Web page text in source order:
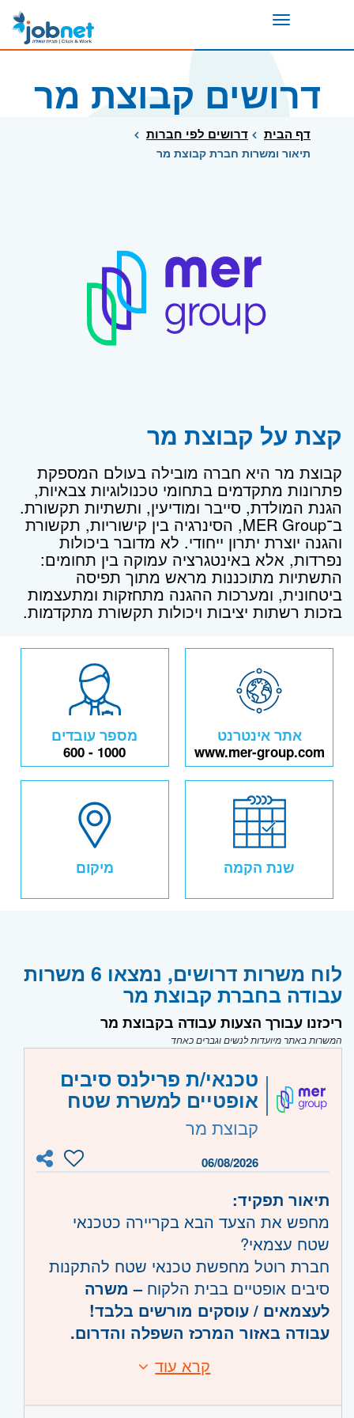
Toggle
דרושים קבוצת מר
דף הבית דרושים לפי חברות
תיאור ומשרות חברת קבוצת מר
קצת על קבוצת מר
קבוצת מר היא חברה מובילה בעולם המספקת
פתרונות מתקדמים בתחומי טכנולוגיות צבאיות,
הגנת המולדת, סייבר ומודיעין, ותשתיות תקשורת.
ב־MER Group, הסינרגיה בין קישוריות, תקשורת
והגנה יוצרת יתרון ייחודי. לא מדובר ביכולות
נפרדות, אלא באינטגרציה עמוקה בין תחומים:
התשתיות מתוכננות מראש מתוך תפיסה
ביטחונית, ומערכות ההגנה מתחזקות ומתעצמות
בזכות רשתות יציבות ויכולות תקשורת מתקדמות.
אתר אינטרנט
www.mer-group.com
מספר עובדים
600 - 1000
שנת הקמה מיקום
לוח משרות דרושים, נמצאו 6 משרות
עבודה בחברת קבוצת מר
ריכזנו עבורך הצעות עבודה בקבוצת מר
המשרות באתר מיועדות לנשים וגברים כאחד
טכנאי/ת פרילנס סיבים
אופטיים למשרת שטח
קבוצת מר
06/08/2026
תיאור תפקיד:
מחפש את הצעד הבא בקריירה כטכנאי
שטח עצמאי?
חברת רוטל מחפשת טכנאי שטח להתקנות
סיבים אופטיים בבית הלקוח– משרה
לעצמאים / עוסקים מורשים בלבד!
עבודה באזור המרכז השפלה והדרום.
לעבודה מאומצת – חובה!ואת שאר
קרא עוד